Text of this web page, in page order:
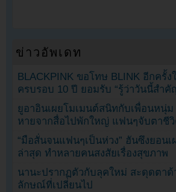
ข่าวอัพเดท
BLACKPINK ขอโทษ BLINK อีกครั้ง
ครบรอบ 10 ปี ยอมรับ “รู้ว่าวันนี้สำคั
ยูอาอินเผยโมเมนต์สนิทกับเพื่อนหนุ่ม
หายจากสื่อไปพักใหญ่ แฟนๆจับตาชี
“มือสั่นจนแฟนๆเป็นห่วง” ฮันซึงยอนเ
ล่าสุด ทำหลายคนสงสัยเรื่องสุขภาพ
นานะปรากฏตัวกับลุคใหม่ สะดุดตาด้
ลักษณ์ที่เปลี่ยนไป